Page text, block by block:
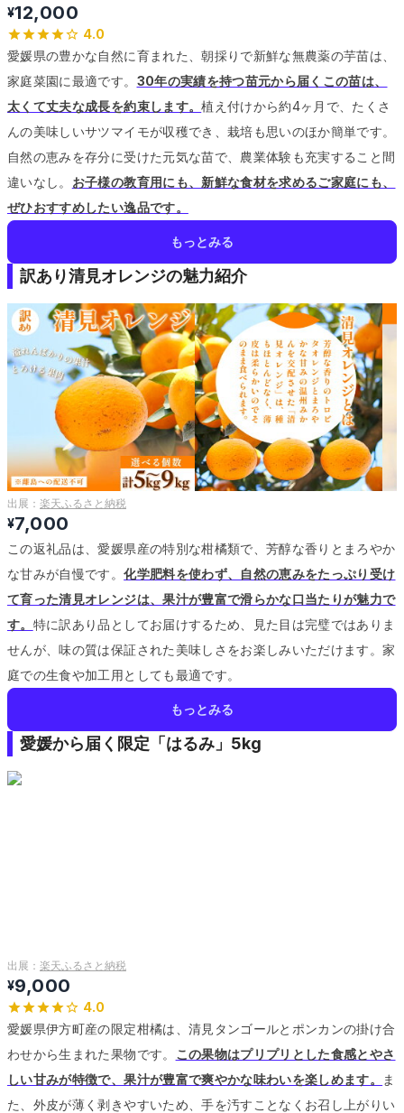
¥12,000
4.0
愛媛県の豊かな自然に育まれた、朝採りで新鮮な無農薬の芋苗は、
家庭菜園に最適です。 30年の実績を持つ苗元から届くこの苗は、
太くて丈夫な成長を約束します。植え付けから約4ヶ月で、たくさ
んの美味しいサツマイモが収穫でき、栽培も思いのほか簡単です。
自然の恵みを存分に受けた元気な苗で、農業体験も充実すること間
違いなし。 お子様の教育用にも、新鮮な食材を求めるご家庭にも、
ぜひおすすめしたい逸品です。
もっとみる
訳あり清見オレンジの魅力紹介
出展： 楽天ふるさと納税
¥7,000
この返礼品は、愛媛県産の特別な柑橘類で、芳醇な香りとまろやか
な甘みが自慢です。化学肥料を使わず、自然の恵みをたっぷり受け
て育った清見オレンジは、果汁が豊富で滑らかな口当たりが魅力で
す。 特に訳あり品としてお届けするため、見た目は完璧ではありま
せんが、味の質は保証された美味しさをお楽しみいただけます。家
庭での生食や加工用としても最適です。
もっとみる
愛媛から届く限定「はるみ」5kg
出展： 楽天ふるさと納税
¥9,000
4.0
愛媛県伊方町産の限定柑橘は、清見タンゴールとポンカンの掛け合
わせから生まれた果物です。 この果物はプリプリとした食感とやさ
しい甘みが特徴で、果汁が豊富で爽やかな味わいを楽しめます。
ま
た、外皮が薄く剥きやすいため、手を汚すことなくお召し上がりい